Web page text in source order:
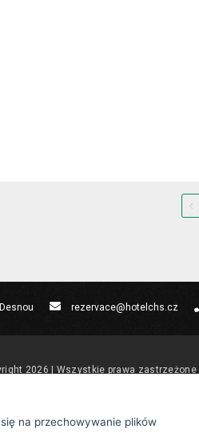
rezervace@hotelchs.cz
2026 | Wszystkie prawa zastrzeżone
na przechowywanie plików